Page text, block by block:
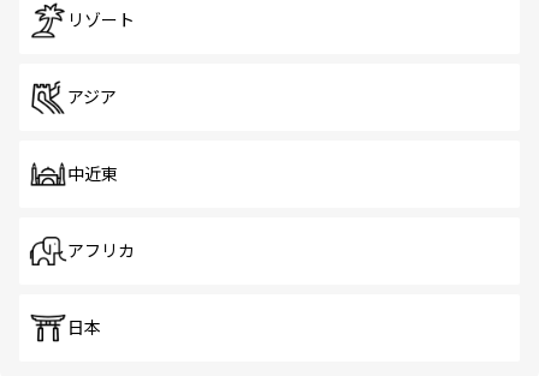
リゾート
アジア
中近東
アフリカ
日本